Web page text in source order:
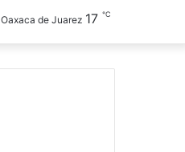
Oaxaca de Juarez 17 ℃